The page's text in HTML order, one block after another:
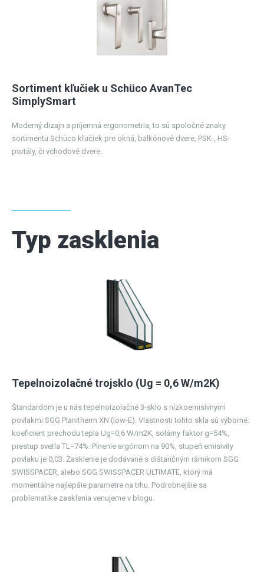
Sortiment kľučiek u Schüco AvanTec
SimplySmart
Moderný dizajn a príjemná ergonometria, to sú spoločné znaky
sortimentu Schüco kľučiek pre okná, balkónové dvere, PSK-, HS-
portály, či vchodové dvere.
Typ zasklenia
Tepelnoizolačné trojsklo (Ug = 0,6 W/m2K)
Štandardom je u nás tepelnoizolačné 3-sklo s nízkoemisívnymi
povlakmi SGG Planitherm XN (low-E). Vlastnosti tohto skla sú výborné:
koeficient prechodu tepla Ug=0,6 W/m2K, solárny faktor g=54%,
prestup svetla TL=74%. Plnenie argónom na 90%, stupeň emisivity
povlaku je 0,03. Zasklenie je dodávané s dištančným rámikom SGG
SWISSPACER, alebo SGG SWISSPACER ULTIMATE, ktorý má
momentálne najlepšie parametre na trhu. Podrobnejšie sa
problematike zasklenia venujeme v blogu.